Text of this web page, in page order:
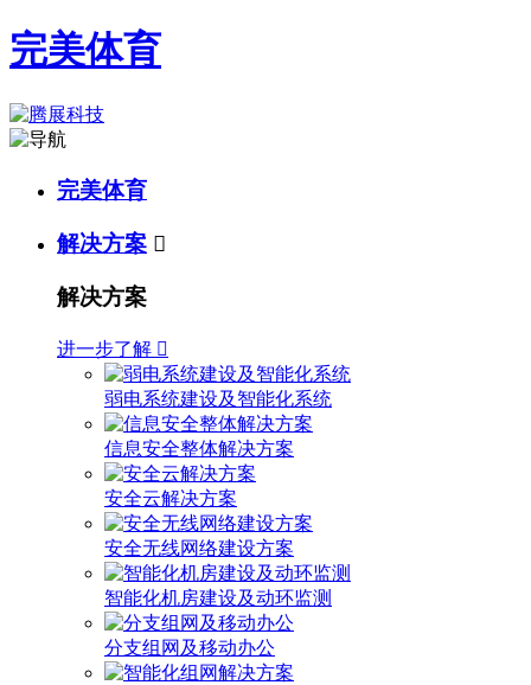
完美体育
完美体育
解决方案 
解决方案
进一步了解 
弱电系统建设及智能化系统
信息安全整体解决方案
安全云解决方案
安全无线网络建设方案
智能化机房建设及动环监测
分支组网及移动办公